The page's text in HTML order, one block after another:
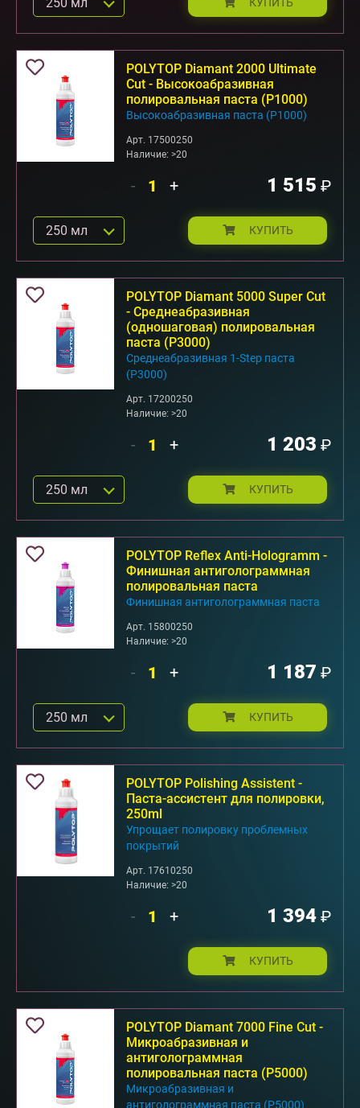
POLYTOP Diamant 2000 Ultimate
Cut - Высокоабразивная
полировальная паста (P1000)
Высокоабразивная паста (P1000)
Арт. 17500250
Наличие: >20
- + 1 515 ₽
250 мл КУПИТЬ
POLYTOP Diamant 5000 Super Cut
- Среднеабразивная
(одношаговая) полировальная
паста (P3000)
Среднеабразивная 1-Step паста
(P3000)
Арт. 17200250
Наличие: >20
- + 1 203 ₽
250 мл КУПИТЬ
POLYTOP Reflex Anti-Hologramm -
Финишная антиголограммная
полировальная паста
Финишная антиголограммная паста
Арт. 15800250
Наличие: >20
- + 1 187 ₽
250 мл КУПИТЬ
POLYTOP Polishing Assistent -
Паста-ассистент для полировки,
250ml
Упрощает полировку проблемных
покрытий
Арт. 17610250
Наличие: >20
- + 1 394 ₽
КУПИТЬ
POLYTOP Diamant 7000 Fine Cut -
Микроабразивная и
антиголограммная
полировальная паста (P5000)
Микроабразивная и
антиголограммная паста (P5000)